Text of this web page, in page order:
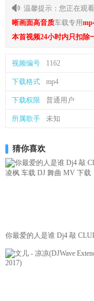
温馨提示：您正在观
晰画面高音质车载专用
本首视频24小时内只扣除
视频编号 1162
下载格式 mp4
下载权限 普通用户
所属歌手 未知
猜你喜欢
你最爱的人是谁 Dj4 敲
枫 车载 DJ 舞曲 MV 下载